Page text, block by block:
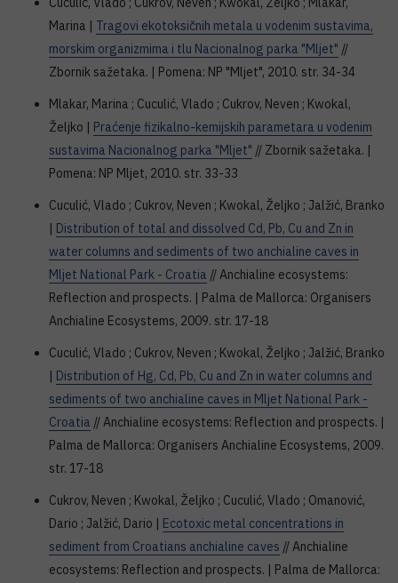
Marina | Tragovi ekotoksičnih metala u vodenim sustavima,
morskim organizmima i tlu Nacionalnog parka "Mljet" //
Zbornik sažetaka. | Pomena: NP "Mljet", 2010. str. 34-34
Mlakar, Marina ; Cuculić, Vlado ; Cukrov, Neven ; Kwokal,
Željko | Praćenje fizikalno-kemijskih parametara u vodenim
sustavima Nacionalnog parka "Mljet" // Zbornik sažetaka. |
Pomena: NP Mljet, 2010. str. 33-33
Cuculić, Vlado ; Cukrov, Neven ; Kwokal, Željko ; Jalžić, Branko
| Distribution of total and dissolved Cd, Pb, Cu and Zn in
water columns and sediments of two anchialine caves in
Mljet National Park - Croatia // Anchialine ecosystems:
Reflection and prospects. | Palma de Mallorca: Organisers
Anchialine Ecosystems, 2009. str. 17-18
Cuculić, Vlado ; Cukrov, Neven ; Kwokal, Željko ; Jalžić, Branko
| Distribution of Hg, Cd, Pb, Cu and Zn in water columns and
sediments of two anchialine caves in Mljet National Park -
Croatia // Anchialine ecosystems: Reflection and prospects. |
Palma de Mallorca: Organisers Anchialine Ecosystems, 2009.
str. 17-18
Cukrov, Neven ; Kwokal, Željko ; Cuculić, Vlado ; Omanović,
Dario ; Jalžić, Dario | Ecotoxic metal concentrations in
sediment from Croatians anchialine caves // Anchialine
ecosystems: Reflection and prospects. | Palma de Mallorca: